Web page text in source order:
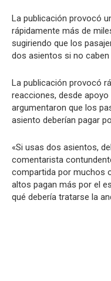
La publicación provocó
rápidamente más de
sugiriendo que los
dos asientos si no caben
La publicación provocó
reacciones, desde
argumentaron que los
asiento deberían pagar
«Si usas dos asientos,
comentarista
compartida por muchos
altos pagan más por el
qué debería tratarse la